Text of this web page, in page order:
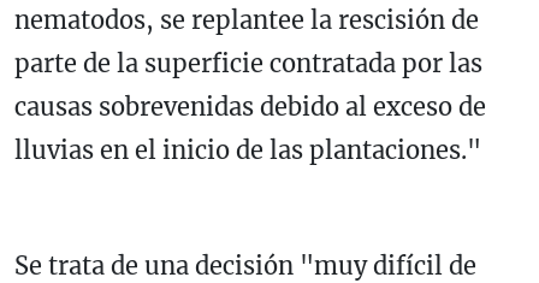
nematodos, se replantee la rescisión de
parte de la superficie contratada por las
causas sobrevenidas debido al exceso de
lluvias en el inicio de las plantaciones."
Se trata de una decisión "muy difícil de